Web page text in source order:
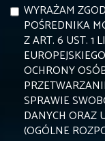
WYRAŻAM
POŚREDNIKA
Z ART. 6 UST. 1
OCHRONY
SPRAWIE
DANYCH ORAZ
(OGÓLNE